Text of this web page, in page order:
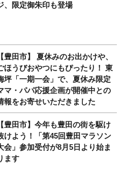
、限定御朱印も登場
【豊田市】 夏休みのお出かけや、
ほうびおやつにもぴったり！ 東
坪「一期一会」で、夏休み限定
マ・パパ応援企画が開催中との
報をお寄せいただきました
【豊田市】今年も豊田の街を駆け
けよう！「第45回豊田マラソン
会」参加受付が8月5日より始ま
ます